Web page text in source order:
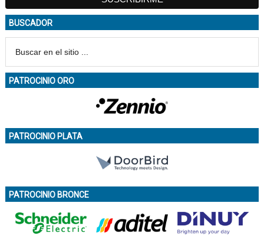
BUSCADOR
PATROCINIO ORO
PATROCINIO PLATA
PATROCINIO BRONCE